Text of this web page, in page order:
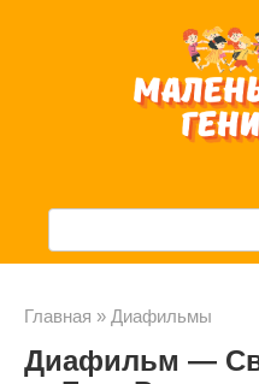
Главная » Диафильмы
Диафильм —